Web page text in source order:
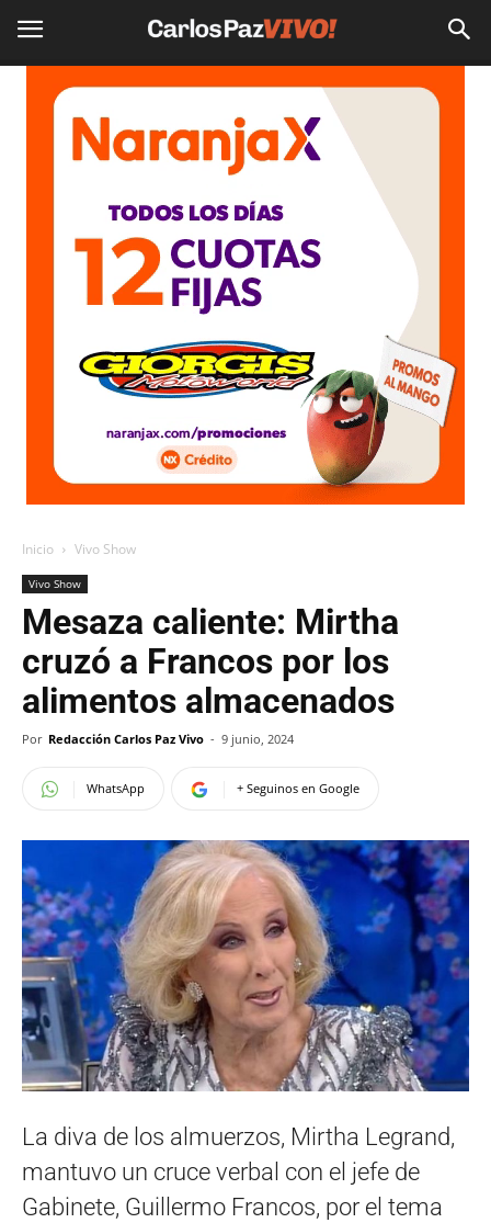
Inicio Vivo Show
Vivo Show
Mesaza caliente: Mirtha
cruzó a Francos por los
alimentos almacenados
Por Redacción Carlos Paz Vivo - 9 junio, 2024
WhatsApp + Seguinos en Google
La diva de los almuerzos, Mirtha Legrand,
mantuvo un cruce verbal con el jefe de
Gabinete, Guillermo Francos, por el tema